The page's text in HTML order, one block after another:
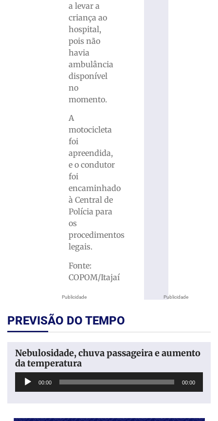
Publicidade
a levar a
criança ao
hospital,
pois não
havia
ambulância
disponível
no
momento.
A
motocicleta
foi
apreendida,
e o condutor
foi
encaminhado
à Central de
Polícia para
os
procedimentos
legais.
Fonte:
COPOM/Itajaí
Publicidade
PREVISÃO DO TEMPO
Nebulosidade, chuva passageira e aumento
da temperatura
Tocador
00:00 00:00